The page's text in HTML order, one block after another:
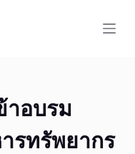
าอบรม
รทรัพยากร